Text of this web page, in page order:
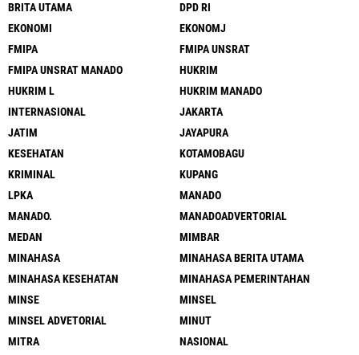
BRITA UTAMA
DPD RI
EKONOMI
EKONOMJ
FMIPA
FMIPA UNSRAT
FMIPA UNSRAT MANADO
HUKRIM
HUKRIM L
HUKRIM MANADO
INTERNASIONAL
JAKARTA
JATIM
JAYAPURA
KESEHATAN
KOTAMOBAGU
KRIMINAL
KUPANG
LPKA
MANADO
MANADO.
MANADOADVERTORIAL
MEDAN
MIMBAR
MINAHASA
MINAHASA BERITA UTAMA
MINAHASA KESEHATAN
MINAHASA PEMERINTAHAN
MINSE
MINSEL
MINSEL ADVETORIAL
MINUT
MITRA
NASIONAL